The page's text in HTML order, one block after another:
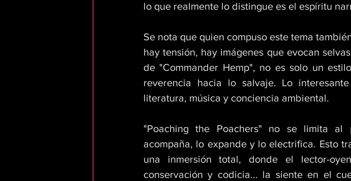
lo que realmente lo distingue es el espíritu
Se nota que quien compuso este tema
hay tensión, hay imágenes que evocan
de "Commander Hemp", no es solo un
reverencia hacia lo salvaje. Lo
literatura, música y conciencia ambiental.
"Poaching the Poachers" no se limita
acompaña, lo expande y lo electrifica. Esto
una inmersión total, donde el lector-
conservación y codicia... la siente en el